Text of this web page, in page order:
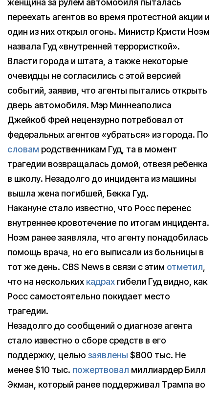
женщина за рулем автомобиля пыталась
переехать агентов во время протестной акции и
один из них открыл огонь. Министр Кристи Ноэм
назвала Гуд «внутренней террористкой».
Власти города и штата, а также некоторые
очевидцы не согласились с этой версией
cобытий, заявив, что агенты пытались открыть
дверь автомобиля. Мэр Миннеаполиса
Джейкоб Фрей нецензурно потребовал от
федеральных агентов «убраться» из города. По
словам родственникам Гуд, та в момент
трагедии возвращалась домой, отвезя ребенка
в школу. Незадолго до инцидента из машины
вышла жена погибшей, Бекка Гуд.
Накануне стало известно, что Росс перенес
внутреннее кровотечение по итогам инцидента.
Ноэм ранее заявляла, что агенту понадобилась
помощь врача, но его выписали из больницы в
тот же день. CBS News в связи с этим отметил,
что на нескольких кадрах гибели Гуд видно, как
Росс самостоятельно покидает место
трагедии.
Незадолго до сообщений о диагнозе агента
стало известно о сборе средств в его
поддержку, целью заявлены $800 тыс. Не
менее $10 тыс. пожертвовал миллиардер Билл
Экман, который ранее поддерживал Трампа во